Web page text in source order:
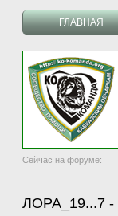
ГЛАВНАЯ
Сейчас на форуме:
ЛОРА_19...7 -